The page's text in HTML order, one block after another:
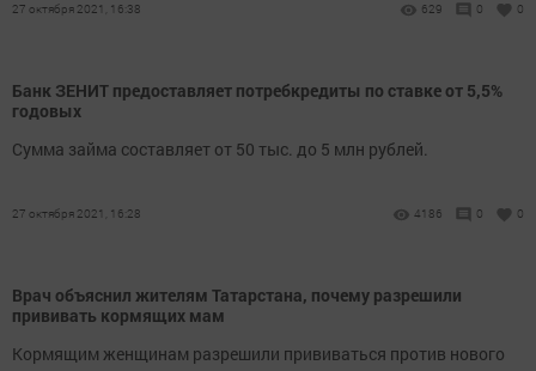
27 октября 2021, 16:38 629 0 0
Банк ЗЕНИТ предоставляет потребкредиты по ставке от 5,5%
годовых
Сумма займа составляет от 50 тыс. до 5 млн рублей.
27 октября 2021, 16:28 4186 0 0
Врач объяснил жителям Татарстана, почему разрешили
прививать кормящих мам
Кормящим женщинам разрешили прививаться против нового